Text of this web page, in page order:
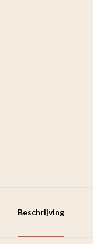
Beschrijving